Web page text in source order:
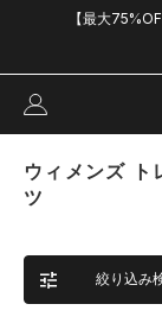
【最大
ウィメンズ ト
ツ
絞り込み